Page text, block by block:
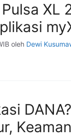
XL
oleh Dewi